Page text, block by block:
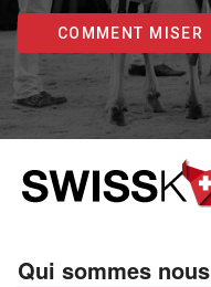
COMMENT MISER
Qui sommes nous